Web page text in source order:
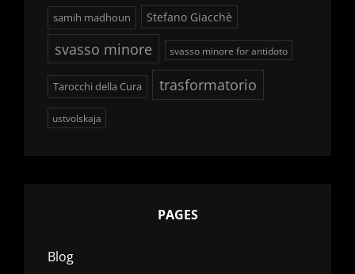
samih madhoun Stefano Giacchè
svasso minore svasso minore for antidoto
Tarocchi della Cura trasformatorio
ustvolskaja
PAGES
Blog